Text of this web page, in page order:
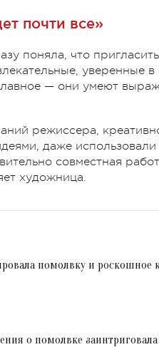
почти все»
поняла, что
уверенные в
— они умеют
режиссера,
даже
совместная
художница.
помолвку и роскошное
о помолвке